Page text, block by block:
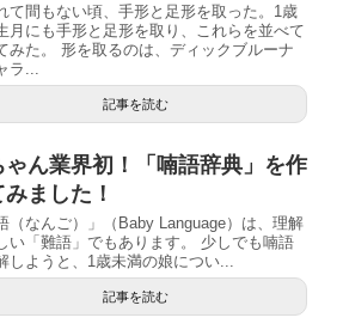
て間もない頃、手形と足形を取った。1歳
月にも手形と足形を取り、これらを並べて
みた。 形を取るのは、ディックブルーナ
ラ...
記事を読む
ゃん業界初！「喃語辞典」を作
みました！
（なんご）」（Baby Language）は、理解
い「難語」でもあります。 少しでも喃語
しようと、1歳未満の娘につい...
記事を読む